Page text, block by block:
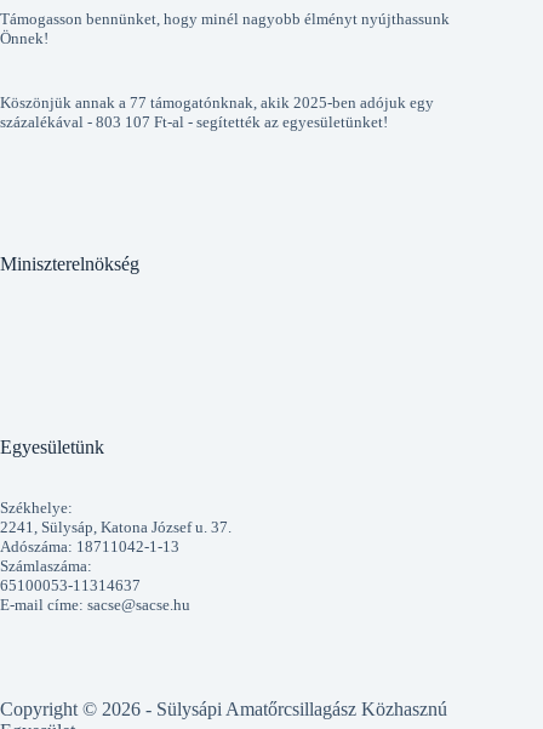
Támogasson bennünket, hogy minél nagyobb élményt nyújthassunk
Önnek!
Köszönjük annak a 77 támogatónknak, akik 2025-ben adójuk egy
százalékával - 803 107 Ft-al - segítették az egyesületünket!
Miniszterelnökség
Egyesületünk
Székhelye:
2241, Sülysáp, Katona József u. 37.
Adószáma: 18711042-1-13
Számlaszáma:
65100053-11314637
E-mail címe: sacse@sacse.hu
Copyright © 2026 - Sülysápi Amatőrcsillagász Közhasznú